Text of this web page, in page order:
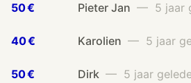
50 € Pieter Jan — 5 jaar
40 € Karolien — 5 jaar
50 € Dirk — 5 jaar